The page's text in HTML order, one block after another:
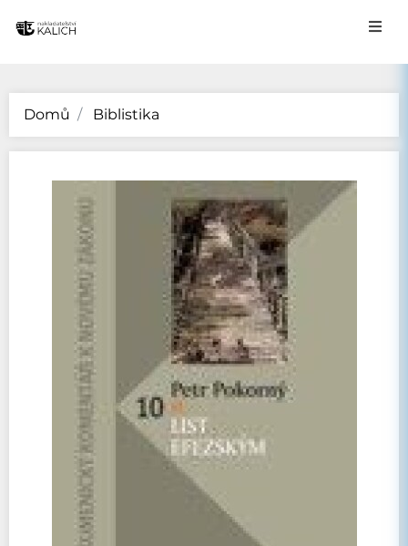
Domů Biblistika